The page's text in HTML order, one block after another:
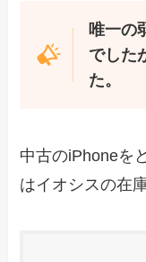
唯一の
でした
た。
中古のiPhoneを
はイオシスの在